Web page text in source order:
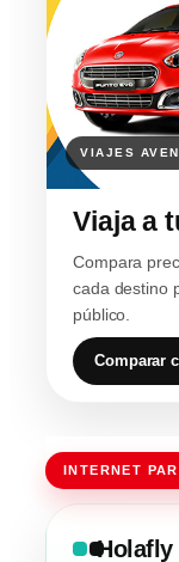
Viaja a
Compara
cada destino
público.
Comparar
INTERNET
Holafly